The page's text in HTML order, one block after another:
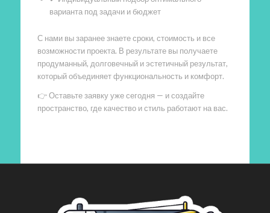
варианта под задачи и бюджет
С нами вы заранее знаете сроки, стоимость и все
возможности проекта. В результате вы получаете
продуманный, долговечный и эстетичный результат,
который объединяет функциональность и комфорт.
👉 Оставьте заявку уже сегодня — и создайте
пространство, где качество и стиль работают на вас.